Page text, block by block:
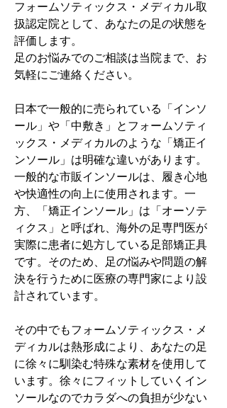
フォームソティックス・メディカル取
扱認定院として、あなたの足の状態を
評価します。
足のお悩みでのご相談は当院まで、お
気軽にご連絡ください。
日本で一般的に売られている「インソ
ール」や「中敷き」とフォームソティ
ックス・メディカルのような「矯正イ
ンソール」は明確な違いがあります。
一般的な市販インソールは、履き心地
や快適性の向上に使用されます。一
方、「矯正インソール」は「オーソテ
ィクス」と呼ばれ、海外の足専門医が
実際に患者に処方している足部矯正具
です。そのため、足の悩みや問題の解
決を行うために医療の専門家により設
計されています。
その中でもフォームソティックス・メ
ディカルは熱形成により、あなたの足
に徐々に馴染む特殊な素材を使用して
います。徐々にフィットしていくイン
ソールなのでカラダへの負担が少ない